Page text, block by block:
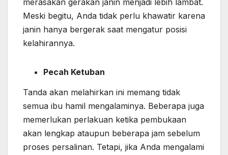
merasakan gerakan janin menjadi lebih lambat.
Meski begitu, Anda tidak perlu khawatir karena
janin hanya bergerak saat mengatur posisi
kelahirannya.
Pecah Ketuban
Tanda akan melahirkan ini memang tidak
semua ibu hamil mengalaminya. Beberapa juga
memerlukan perlakuan ketika pembukaan
akan lengkap ataupun beberapa jam sebelum
proses persalinan. Tetapi, jika Anda mengalami